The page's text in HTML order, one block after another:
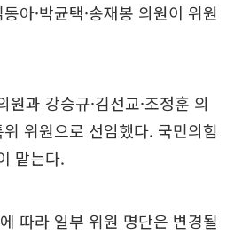
아·박균택·송재봉 의원이 위원
과 강승규·김선교·조정훈 의
위원으로 선임했다. 국민의힘
맡는다.
따라 일부 위원 명단은 변경될